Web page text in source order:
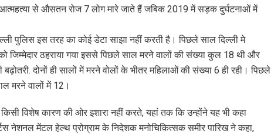
से औसतन रोज 7 लोग मारे जाते हैं जबिक 2019 में सड़क दुर्घटनाओं में
पुलिस इस तरह का कोई डेटा साझा नहीं करती है। पिछले साल दिल्ली मे
जिम्मेदार ठहराया गया इससे पिछले साल मरने वालों की संख्या कुल 18 थी और
दोनों ही सालों में मरने वोलों के भीतर महिलाओं की संख्या 6 ही रही। पिछले
मरने वालों में 12।
विशेष कारण की ओर इशारा नहीं करते, यहां तक ​​कि उन्होंने यह भी कहा
नेशनल मेंटल हेल्थ प्रोग्राम के निदेशक मनोचिकित्सक समीर पारिख ने कहा,